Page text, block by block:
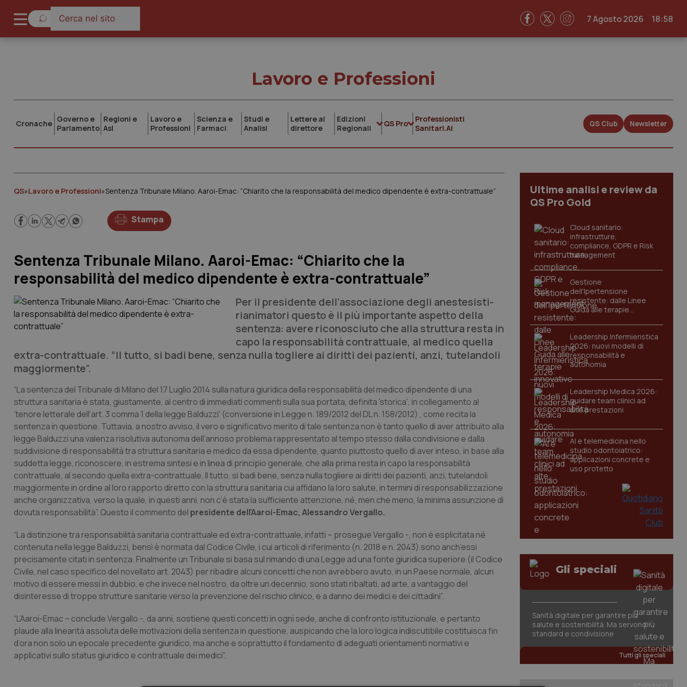
7 Agosto 2026 18:58
Lavoro e Professioni
Cronache Governo e
Parlamento
Regioni e
Asl
Lavoro e
Professioni
Scienza e
Farmaci
Studi e
Analisi
Lettere al
direttore
Edizioni
Regionali
QS Pro
Professionisti
Sanitari.AI
QS Club Newsletter
QS»Lavoro e Professioni»Sentenza Tribunale Milano. Aaroi-Emac: “Chiarito che la responsabilità del medico dipendente è extra-contrattuale”
Stampa
Sentenza Tribunale Milano. Aaroi-Emac: “Chiarito che la
responsabilità del medico dipendente è extra-contrattuale”
Per il presidente dell’associazione degli anestesisti-
rianimatori questo è il più importante aspetto della
sentenza: avere riconosciuto che alla struttura resta in
capo la responsabilità contrattuale, al medico quella
extra-contrattuale. “Il tutto, si badi bene, senza nulla togliere ai diritti dei pazienti, anzi, tutelandoli
maggiormente”.
“La sentenza del Tribunale di Milano del 17 Luglio 2014 sulla natura giuridica della responsabilità del medico dipendente di una
struttura sanitaria è stata, giustamente, al centro di immediati commenti sulla sua portata, definita 'storica', in collegamento al
'tenore letterale dell’art. 3 comma 1 della legge Balduzzi' (conversione in Legge n. 189/2012 del DL n. 158/2012) , come recita la
sentenza in questione. Tuttavia, a nostro avviso, il vero e significativo merito di tale sentenza non è tanto quello di aver attribuito alla
legge Balduzzi una valenza risolutiva autonoma dell’annoso problema rappresentato al tempo stesso dalla condivisione e dalla
suddivisione di responsabilità tra struttura sanitaria e medico da essa dipendente, quanto piuttosto quello di aver inteso, in base alla
suddetta legge, riconoscere, in estrema sintesi e in linea di principio generale, che alla prima resta in capo la responsabilità
contrattuale, al secondo quella extra-contrattuale. Il tutto, si badi bene, senza nulla togliere ai diritti dei pazienti, anzi, tutelandoli
maggiormente in ordine al loro rapporto diretto con la struttura sanitaria cui affidano la loro salute, in termini di responsabilizzazione
anche organizzativa, verso la quale, in questi anni, non c’è stata la sufficiente attenzione, né, men che meno, la minima assunzione di
dovuta responsabilità”. Questo il commento del presidente dell’Aaroi-Emac, Alessandro Vergallo.
“La distinzione tra responsabilità sanitaria contrattuale ed extra-contrattuale, infatti – prosegue Vergallo -, non è esplicitata né
contenuta nella legge Balduzzi, bensì è normata dal Codice Civile, i cui articoli di riferimento (n. 2018 e n. 2043) sono anch’essi
precisamente citati in sentenza. Finalmente un Tribunale si basa sul rimando di una Legge ad una fonte giuridica superiore (il Codice
Civile, nel caso specifico del novellato art. 2043) per ribadire alcuni concetti che non avrebbero avuto, in un Paese normale, alcun
motivo di essere messi in dubbio, e che invece nel nostro, da oltre un decennio, sono stati ribaltati, ad arte, a vantaggio del
disinteresse di troppe strutture sanitarie verso la prevenzione del rischio clinico, e a danno dei medici e dei cittadini”.
“L’Aaroi-Emac – conclude Vergallo -, da anni, sostiene questi concetti in ogni sede, anche di confronto istituzionale, e pertanto
plaude alla linearità assoluta delle motivazioni della sentenza in questione, auspicando che la loro logica indiscutibile costituisca fin
d’ora non solo un epocale precedente giuridico, ma anche e soprattutto il fondamento di adeguati orientamenti normativi e
applicativi sullo status giuridico e contrattuale dei medici”.
Ultime analisi e review da
QS Pro Gold
Cloud sanitario:
infrastrutture,
compliance, GDPR e Risk
management
Gestione
dell'Ipertensione
resistente: dalle Linee
Guida alle terapie
innovative
Leadership Infermieristica
2026: nuovi modelli di
responsabilità e
autonomia
Leadership Medica 2026:
guidare team clinici ad
alte prestazioni
AI e telemedicina nello
studio odontoiatrico:
applicazioni concrete e
uso protetto
Gli speciali
Sanità digitale per garantire più
salute e sostenibilità. Ma servono
standard e condivisione
Tutti gli speciali